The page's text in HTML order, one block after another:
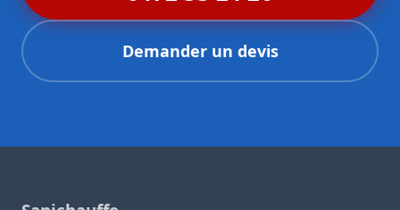
Demander un devis